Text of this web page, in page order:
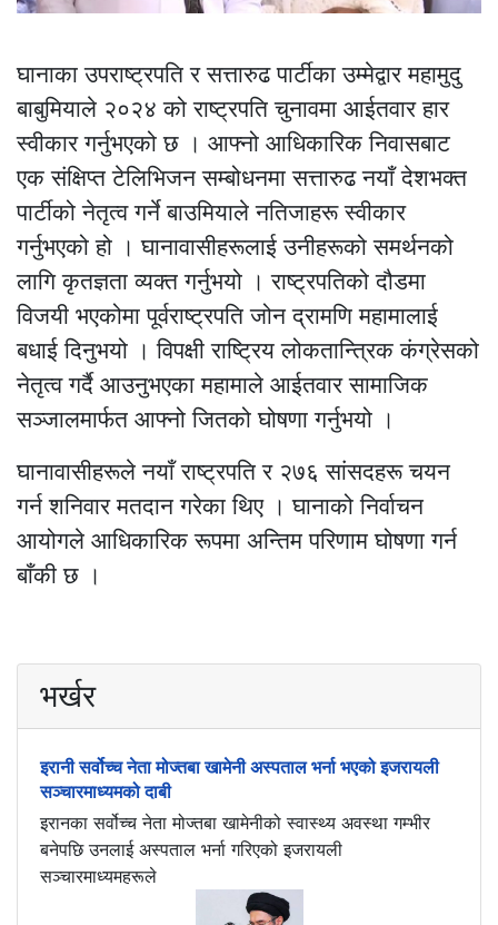
घानाका उपराष्ट्रपति र सत्तारुढ पार्टीका उम्मेद्वार महामुदु
बाबुमियाले २०२४ को राष्ट्रपति चुनावमा आईतवार हार
स्वीकार गर्नुभएको छ । आफ्नो आधिकारिक निवासबाट
एक संक्षिप्त टेलिभिजन सम्बोधनमा सत्तारुढ नयाँ देशभक्त
पार्टीको नेतृत्व गर्ने बाउमियाले नतिजाहरू स्वीकार
गर्नुभएको हो । घानावासीहरूलाई उनीहरूको समर्थनको
लागि कृतज्ञता व्यक्त गर्नुभयो । राष्ट्रपतिको दौडमा
विजयी भएकोमा पूर्वराष्ट्रपति जोन द्रामणि महामालाई
बधाई दिनुभयो । विपक्षी राष्ट्रिय लोकतान्त्रिक कंग्रेसको
नेतृत्व गर्दै आउनुभएका महामाले आईतवार सामाजिक
सञ्जालमार्फत आफ्नो जितको घोषणा गर्नुभयो ।
घानावासीहरूले नयाँ राष्ट्रपति र २७६ सांसदहरू चयन
गर्न शनिवार मतदान गरेका थिए । घानाको निर्वाचन
आयोगले आधिकारिक रूपमा अन्तिम परिणाम घोषणा गर्न
बाँकी छ ।
भर्खर
इरानी सर्वोच्च नेता मोज्तबा खामेनी अस्पताल भर्ना भएको इजरायली
सञ्चारमाध्यमको दाबी
इरानका सर्वोच्च नेता मोज्तबा खामेनीको स्वास्थ्य अवस्था गम्भीर
बनेपछि उनलाई अस्पताल भर्ना गरिएको इजरायली
सञ्चारमाध्यमहरूले